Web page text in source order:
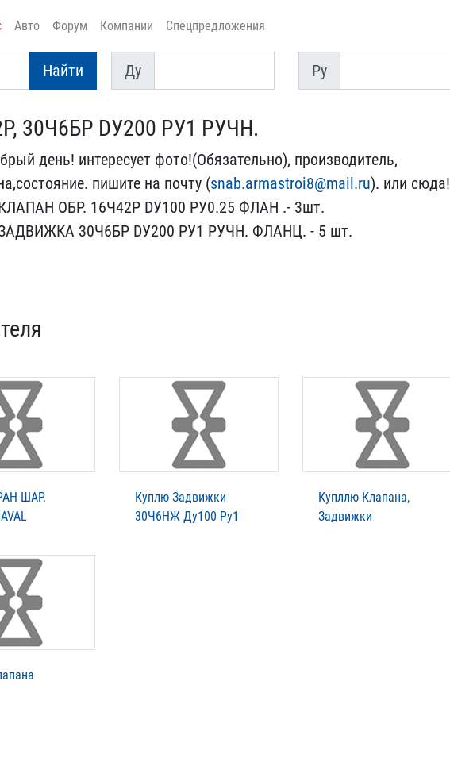
Авто Форум Компании Спецпредложения
Найти
Ду
Ду
Py
Py
30Ч6БР DУ200 PУ1 РУЧН.
день! интересует ​фото!(Обязательно), прои​зводитель,
пишите на почту (snab​.armastroi8@mail.ru). ил​и сюда!
ОБР. 1​6Ч42Р DУ100 PУ0.25 ФЛАН ​.- 3шт.
30Ч6​БР DУ200 PУ1 РУЧН. ФЛАНЦ​. - 5 шт.
ШАР.
Куплю Задвижки
30Ч6НЖ Ду100 Ру1
Купллю Клапана,
Задвижки